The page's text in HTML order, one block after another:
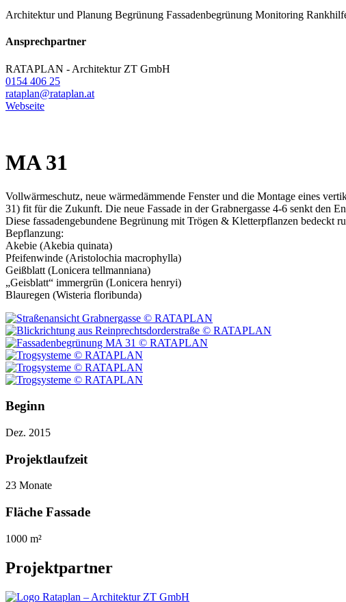
Architektur und Planung Begrünung Fassadenbegrünung Monitoring
Ansprechpartner
RATAPLAN - Architektur ZT GmbH
0154 406 25
rataplan@rataplan.at
Webseite
MA 31
Vollwärmeschutz, neue wärmedämmende Fenster und die Montage eines
31) fit für die Zukunft. Die neue Fassade in der Grabnergasse 4-6 senkt den
Diese fassadengebundene Begrünung mit Trögen & Kletterpflanzen bedeckt
Bepflanzung:
Akebie (Akebia quinata)
Pfeifenwinde (Aristolochia macrophylla)
Geißblatt (Lonicera tellmanniana)
„Geisblatt“ immergrün (Lonicera henryi)
Blauregen (Wisteria floribunda)
Beginn
Dez. 2015
Projektlaufzeit
23 Monate
Fläche Fassade
1000 m²
Projektpartner